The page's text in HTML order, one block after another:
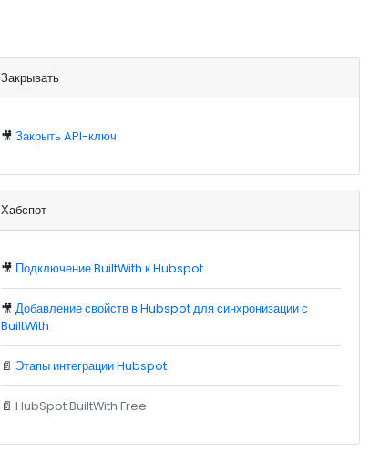
Закрывать
🎥 Закрыть API-ключ
Хабспот
🎥 Подключение BuiltWith к Hubspot
🎥 Добавление свойств в Hubspot для синхронизации с
BuiltWith
📄 Этапы интеграции Hubspot
📄 HubSpot BuiltWith Free